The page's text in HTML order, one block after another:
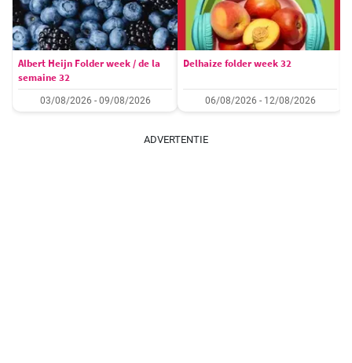
Albert Heijn Folder week / de la
semaine 32
03/08/2026 - 09/08/2026
Delhaize folder week 32
06/08/2026 - 12/08/2026
ADVERTENTIE